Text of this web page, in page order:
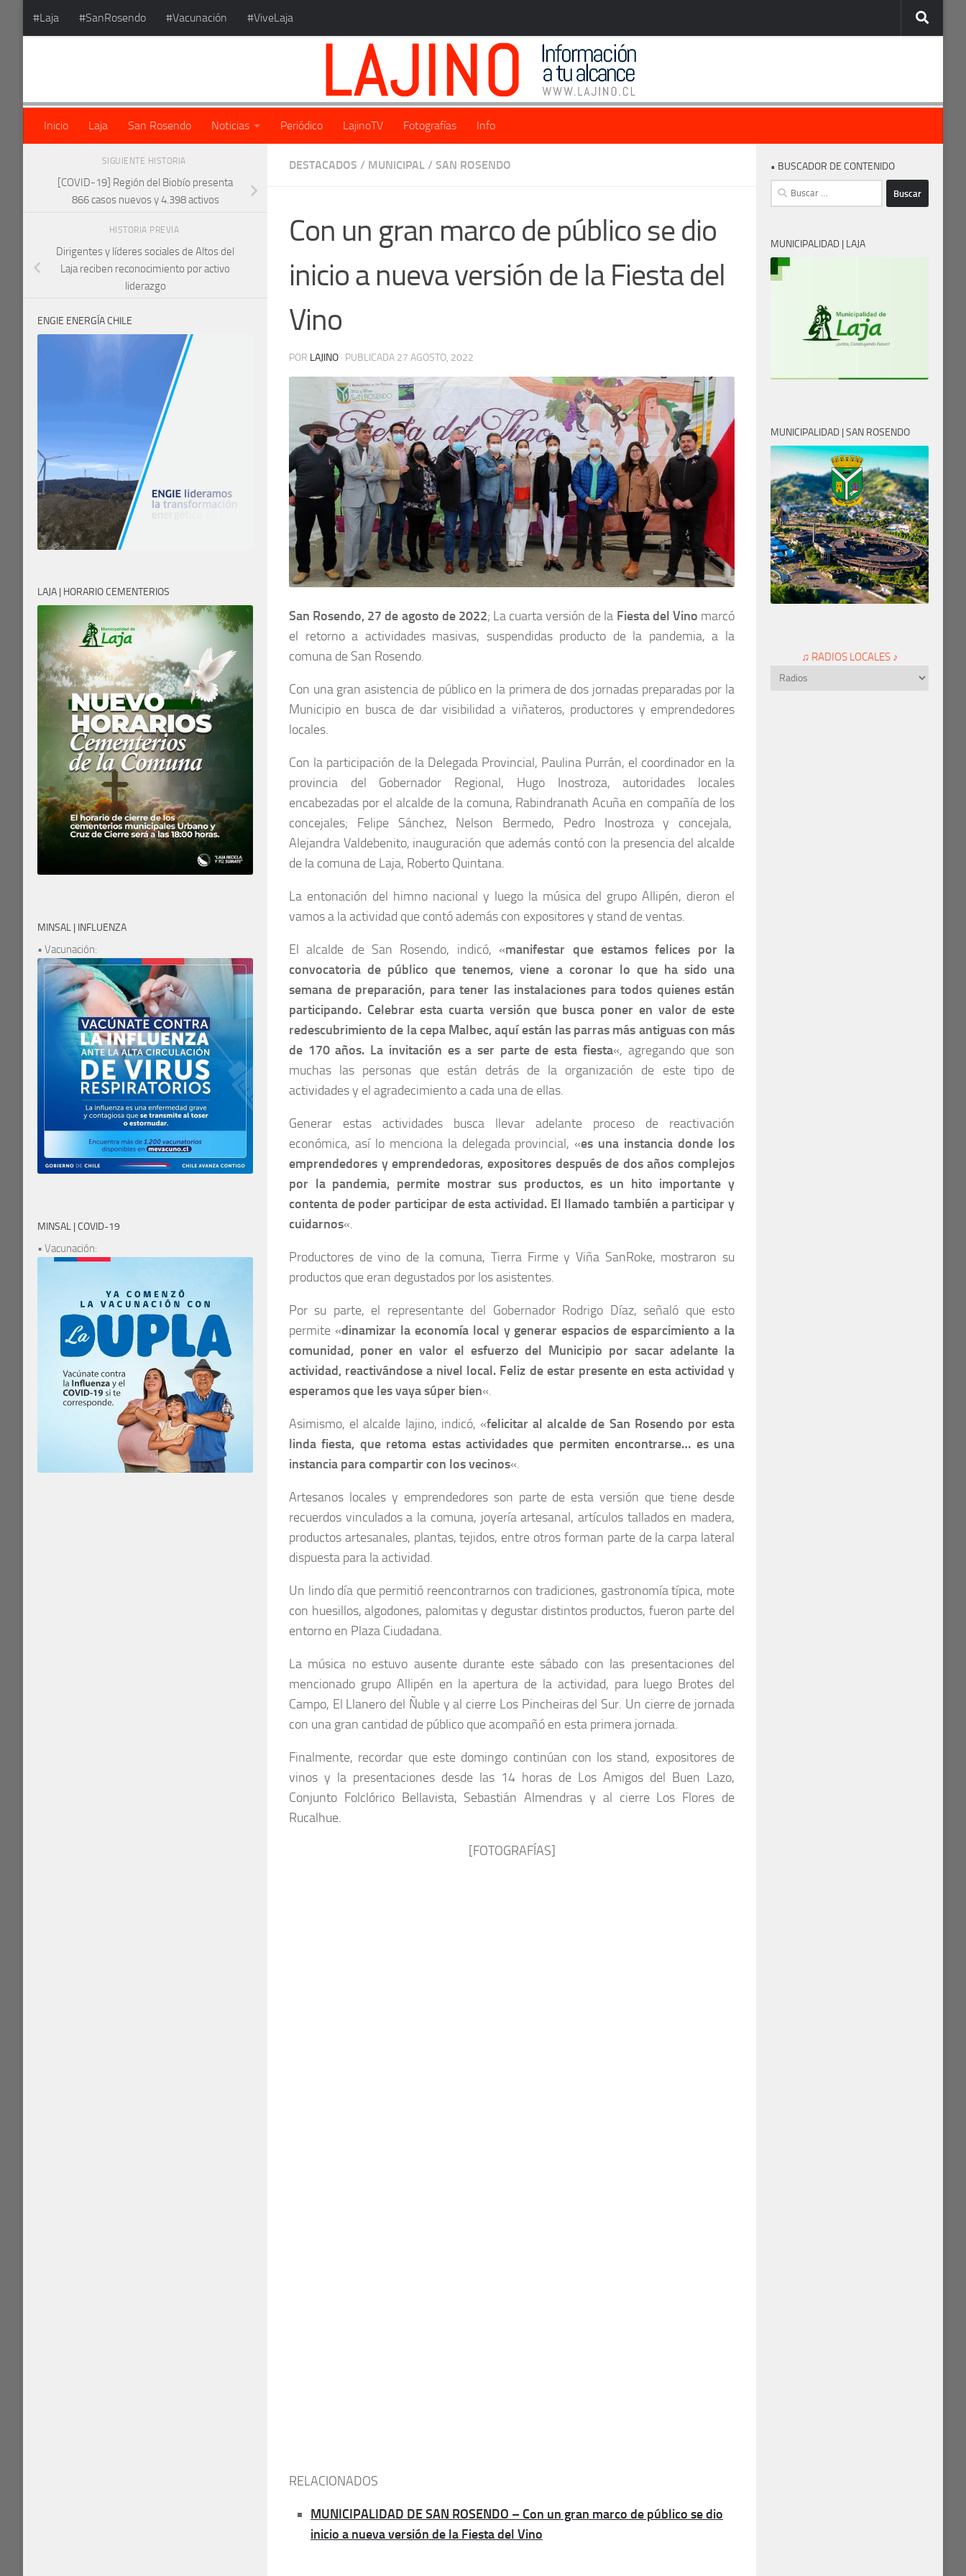
Saltar al contenido
#Laja #SanRosendo #Vacunación #ViveLaja
Inicio Laja San Rosendo Noticias Periódico LajinoTV Fotografías Info
DESTACADOS / MUNICIPAL / SAN ROSENDO
Con un gran marco de público se dio
inicio a nueva versión de la Fiesta del
Vino
POR LAJINO · PUBLICADA 27 AGOSTO, 2022
San Rosendo, 27 de agosto de 2022; La cuarta versión de la Fiesta del Vino marcó
el retorno a actividades masivas, suspendidas producto de la pandemia, a la
comuna de San Rosendo.
Con una gran asistencia de público en la primera de dos jornadas preparadas por la
Municipio en busca de dar visibilidad a viñateros, productores y emprendedores
locales.
Con la participación de la Delegada Provincial, Paulina Purrán, el coordinador en la
provincia del Gobernador Regional, Hugo Inostroza, autoridades locales
encabezadas por el alcalde de la comuna, Rabindranath Acuña en compañía de los
concejales; Felipe Sánchez, Nelson Bermedo, Pedro Inostroza y concejala,
Alejandra Valdebenito, inauguración que además contó con la presencia del alcalde
de la comuna de Laja, Roberto Quintana.
La entonación del himno nacional y luego la música del grupo Allipén, dieron el
vamos a la actividad que contó además con expositores y stand de ventas.
El alcalde de San Rosendo, indicó, «manifestar que estamos felices por la
convocatoria de público que tenemos, viene a coronar lo que ha sido una
semana de preparación, para tener las instalaciones para todos quienes están
participando. Celebrar esta cuarta versión que busca poner en valor de este
redescubrimiento de la cepa Malbec, aquí están las parras más antiguas con más
de 170 años. La invitación es a ser parte de esta fiesta«, agregando que son
muchas las personas que están detrás de la organización de este tipo de
actividades y el agradecimiento a cada una de ellas.
Generar estas actividades busca llevar adelante proceso de reactivación
económica, así lo menciona la delegada provincial, «es una instancia donde los
emprendedores y emprendedoras, expositores después de dos años complejos
por la pandemia, permite mostrar sus productos, es un hito importante y
contenta de poder participar de esta actividad. El llamado también a participar y
cuidarnos«.
Productores de vino de la comuna, Tierra Firme y Viña SanRoke, mostraron su
productos que eran degustados por los asistentes.
Por su parte, el representante del Gobernador Rodrigo Díaz, señaló que esto
permite «dinamizar la economía local y generar espacios de esparcimiento a la
comunidad, poner en valor el esfuerzo del Municipio por sacar adelante la
actividad, reactivándose a nivel local. Feliz de estar presente en esta actividad y
esperamos que les vaya súper bien«.
Asimismo, el alcalde lajino, indicó, «felicitar al alcalde de San Rosendo por esta
linda fiesta, que retoma estas actividades que permiten encontrarse… es una
instancia para compartir con los vecinos«.
Artesanos locales y emprendedores son parte de esta versión que tiene desde
recuerdos vinculados a la comuna, joyería artesanal, artículos tallados en madera,
productos artesanales, plantas, tejidos, entre otros forman parte de la carpa lateral
dispuesta para la actividad.
Un lindo día que permitió reencontrarnos con tradiciones, gastronomía típica, mote
con huesillos, algodones, palomitas y degustar distintos productos, fueron parte del
entorno en Plaza Ciudadana.
La música no estuvo ausente durante este sábado con las presentaciones del
mencionado grupo Allipén en la apertura de la actividad, para luego Brotes del
Campo, El Llanero del Ñuble y al cierre Los Pincheiras del Sur. Un cierre de jornada
con una gran cantidad de público que acompañó en esta primera jornada.
Finalmente, recordar que este domingo continúan con los stand, expositores de
vinos y la presentaciones desde las 14 horas de Los Amigos del Buen Lazo,
Conjunto Folclórico Bellavista, Sebastián Almendras y al cierre Los Flores de
Rucalhue.
[FOTOGRAFÍAS]
RELACIONADOS
MUNICIPALIDAD DE SAN ROSENDO – Con un gran marco de público se dio
inicio a nueva versión de la Fiesta del Vino
SIGUIENTE HISTORIA
[COVID-19] Región del Biobío presenta
866 casos nuevos y 4.398 activos
HISTORIA PREVIA
Dirigentes y líderes sociales de Altos del
Laja reciben reconocimiento por activo
liderazgo
ENGIE ENERGÍA CHILE
LAJA | HORARIO CEMENTERIOS
MINSAL | INFLUENZA
• Vacunación:
MINSAL | COVID-19
• Vacunación:
• BUSCADOR DE CONTENIDO
Buscar:
MUNICIPALIDAD | LAJA
MUNICIPALIDAD | SAN ROSENDO
♫ RADIOS LOCALES ♪